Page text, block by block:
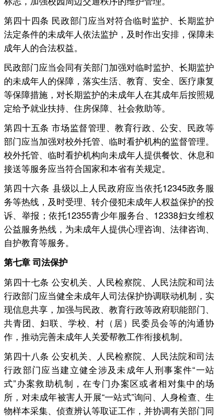
第四十四条 民政部门应当对符合临时监护、长期监护
法定条件的未成年人依法监护，及时作出安排，保障未
成年人的合法权益。
民政部门应当会同有关部门加强对临时监护、长期监护
的未成年人的保障，落实生活、教育、安全、医疗康复
等保障措施，对长期监护的未成年人在其成年后按照规
定给予就业扶持、住房保障、社会救助等。
第四十五条 市场监督管理、教育行政、公安、民政等
部门应当加强对校外托管、临时看护机构的监督管理。
校外托管、临时看护机构向未成年人提供餐饮、休息和
接送等服务应当符合国家和本省有关规定。
第四十六条 县级以上人民政府应当依托12345政务服
务等热线，及时受理、转介侵犯未成年人权益保护的投
诉、举报；依托12355青少年服务台、12338妇女维权
公益服务热线，为未成年人提供心理咨询、法律咨询、
自护教育等服务。
第七章 司法保护
第四十七条 公安机关、人民检察院、人民法院和司法
行政部门应当健全未成年人司法保护协调联动机制，实
现信息共享，加强与民政、教育行政等政府职能部门、
共青团、妇联、学校、村（居）民委员会等的沟通协
作，推动完善未成年人关爱帮教工作衔接机制。
第四十八条 公安机关、人民检察院、人民法院和司法
行政部门应当建立健全涉及未成年人刑事案件“一站
式”办案救助机制，在专门办案区或者相对集中的场
所，对未成年被害人开展“一站式”询问、人身检查、生
物样本采集、侦查辨认等取证工作，并协调有关部门同